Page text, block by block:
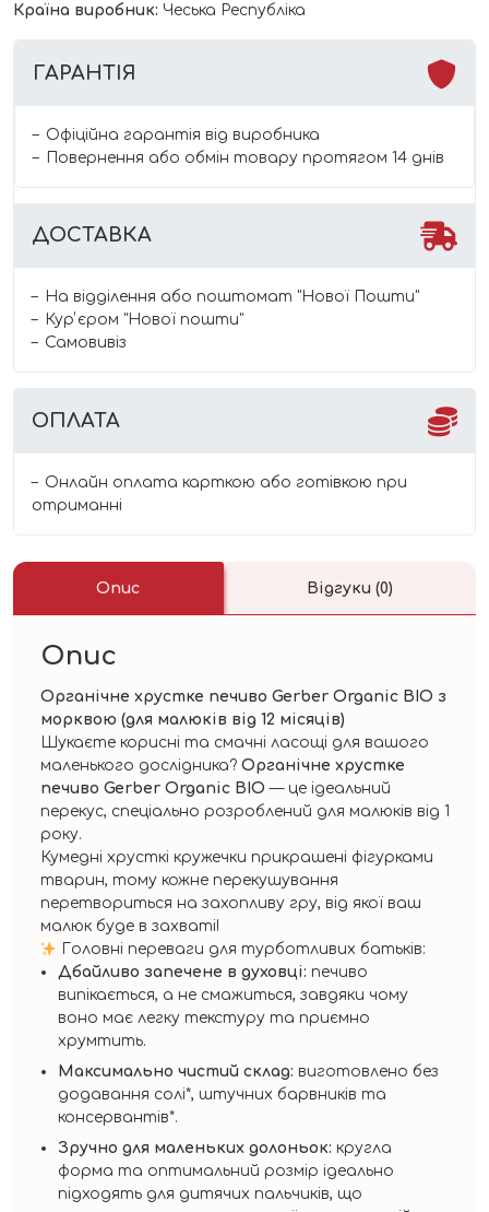
Країна виробник: Чеська Республіка
ГАРАНТІЯ
Офіційна гарантія від виробника
Повернення або обмін товару протягом 14 днів
ДОСТАВКА
На відділення або поштомат "Нової Пошти"
Курʼєром "Нової пошти"
Самовивіз
ОПЛАТА
Онлайн оплата карткою або готівкою при
отриманні
Опис Відгуки (0)
Опис
Органічне хрустке печиво Gerber Organic BIO з
морквою (для малюків від 12 місяців)
Шукаєте корисні та смачні ласощі для вашого
маленького дослідника? Органічне хрустке
печиво Gerber Organic BIO — це ідеальний
перекус, спеціально розроблений для малюків від 1
року.
Кумедні хрусткі кружечки прикрашені фігурками
тварин, тому кожне перекушування
перетвориться на захопливу гру, від якої ваш
малюк буде в захваті!
Головні переваги для турботливих батьків:
Дбайливо запечене в духовці: печиво
випікається, а не смажиться, завдяки чому
воно має легку текстуру та приємно
хрумтить.
Максимально чистий склад: виготовлено без
додавання солі*, штучних барвників та
консервантів*.
Зручно для маленьких долоньок: кругла
форма та оптимальний розмір ідеально
підходять для дитячих пальчиків, що